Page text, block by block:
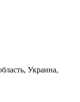
Украина,